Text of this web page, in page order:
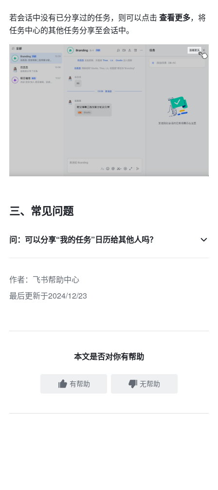
若会话中没有已分享过的任务，则可以点击 查看更多，将
任务中心的其他任务分享至会话中。
三、常见问题
问：可以分享“我的任务”日历给其他人吗？
作者： 飞书帮助中心
最后更新于2024/12/23
本文是否对你有帮助
有帮助 无帮助